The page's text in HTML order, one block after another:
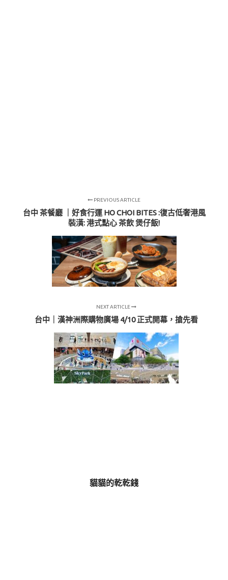
PREVIOUS ARTICLE
台中 茶餐廳 ｜好食行運 HO CHOI BITES :復古低奢港風
裝潢: 港式點心 茶飲 煲仔飯!
NEXT ARTICLE
台中｜漢神洲際購物廣場 4/10 正式開幕，搶先看
貓貓的乾乾錢